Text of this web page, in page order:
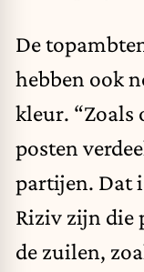
De
hebben ook
kleur. “Zoals
posten
partijen. Dat
Riziv zijn die
de zuilen,